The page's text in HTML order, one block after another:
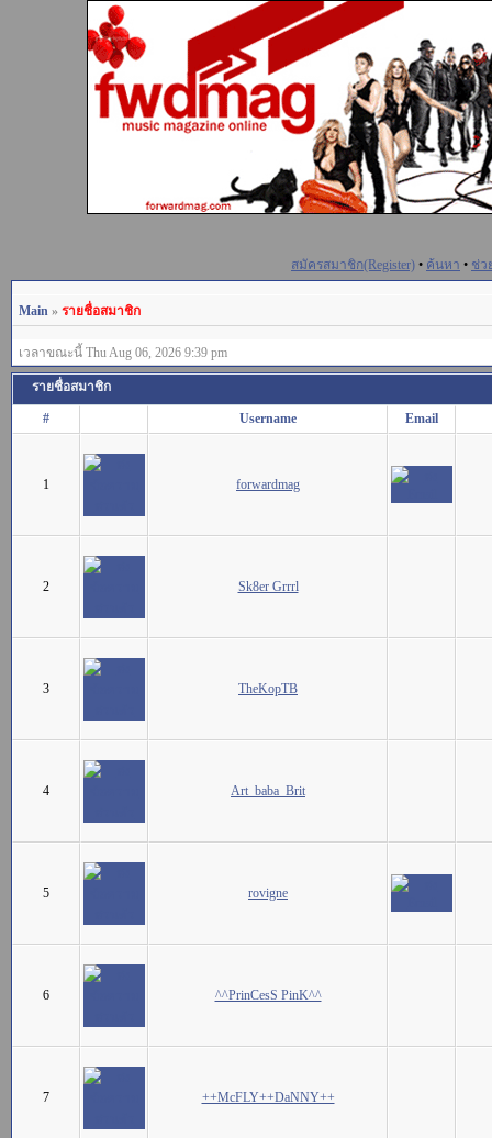
สมัครสมาชิก(Register) • ค้นหา • ช่ว
Main » รายชื่อสมาชิก
เวลาขณะนี้ Thu Aug 06, 2026 9:39 pm
รายชื่อสมาชิก
# Username Email
1 forwardmag
2 Sk8er Grrrl
3 TheKopTB
4 Art_baba_Brit
5 rovigne
6 ^^PrinCesS PinK^^
7 ++McFLY++DaNNY++